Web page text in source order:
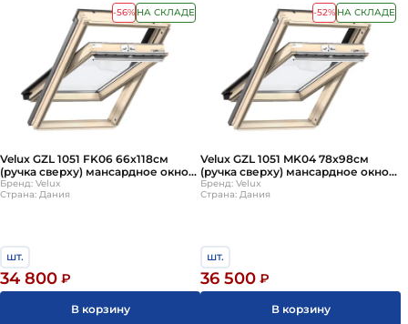
-56% НА СКЛАДЕ
Velux GZL 1051 FK06 66х118см
(ручка сверху) мансардное окно
деревянное однокамерное
(Велюкс)
Бренд: Velux
Страна: Дания
шт.
34 800 ₽
В корзину
-52% НА СКЛАДЕ
Velux GZL 1051 MK04 78х98см
(ручка сверху) мансардное окно
деревянное однокамерное
(Велюкс)
Бренд: Velux
Страна: Дания
шт.
36 500 ₽
В корзину